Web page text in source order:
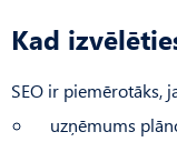
Kad
SEO ir piemērotāks,
uzņēmums